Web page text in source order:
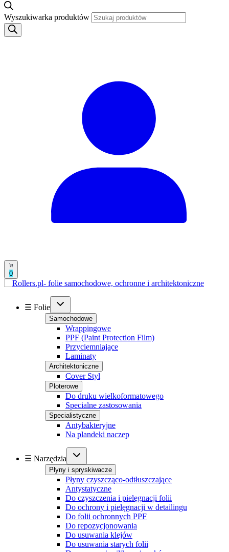
Wyszukiwarka produktów
0
☰ Folie
Samochodowe
Wrappingowe
PPF (Paint Protection Film)
Przyciemniające
Laminaty
Architektoniczne
Cover Styl
Ploterowe
Do druku wielkoformatowego
Specialne zastosowania
Specialistyczne
Antybakteryjne
Na plandeki naczep
☰ Narzędzia
Płyny i spryskiwacze
Płyny czyszcząco-odtłuszczające
Antystatyczne
Do czyszczenia i pielęgnacji folii
Do ochrony i pielęgnacji w detailingu
Do folii ochronnych PPF
Do repozycjonowania
Do usuwania klejów
Do usuwania starych folii